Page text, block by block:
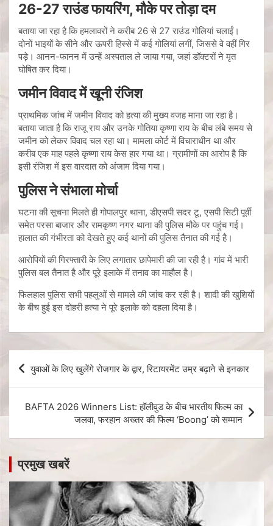
26-27 राउंड फायरिंग, मौके पर तोड़ा दम
बताया जा रहा है कि हमलावरों ने करीब 26 से 27 राउंड गोलियां चलाईं।
दोनों भाइयों के सीने और ऊपरी हिस्से में कई गोलियां लगीं, जिससे वे वहीं गिर
पड़े। आनन-फानन में उन्हें अस्पताल ले जाया गया, जहां डॉक्टरों ने मृत
घोषित कर दिया।
जमीन विवाद में खूनी रंजिश
प्राथमिक जांच में जमीन विवाद को हत्या की मुख्य वजह माना जा रहा है।
बताया जाता है कि राजू राय और उनके गोतिया कृष्णा राय के बीच लंबे समय से
जमीन को लेकर विवाद चल रहा था। मामला कोर्ट में विचाराधीन था और
करीब एक माह पहले कृष्णा राय केस हार गया था। ग्रामीणों का आरोप है कि
इसी रंजिश में इस वारदात को अंजाम दिया गया।
पुलिस ने संभाला मोर्चा
घटना की सूचना मिलते ही गोपालपुर थाना, डीएसपी सदर टू, एसपी सिटी पूर्वी
समेत परसा बाजार और रामकृष्ण नगर थाना की पुलिस मौके पर पहुंच गई।
हालात की गंभीरता को देखते हुए कई थानों की पुलिस तैनात की गई है।
आरोपियों की गिरफ्तारी के लिए लगातार छापेमारी की जा रही है। गांव में भारी
पुलिस बल तैनात है और पूरे इलाके में तनाव का माहौल है।
फिलहाल पुलिस सभी पहलुओं से मामले की जांच कर रही है। शादी की खुशियों
के बीच हुई इस दोहरी हत्या ने पूरे इलाके को दहला दिया है।
युवाओं के लिए खुलेंगे रोजगार के द्वार, रिटायरमेंट उम्र बढ़ाने से इनकार
BAFTA 2026 Winners List: हॉलीवुड के बीच भारतीय फिल्म का
जलवा, फरहान अख्तर की फिल्म ‘Boong’ को सम्मान
प्रमुख खबरें